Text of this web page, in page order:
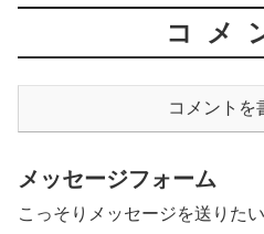
コメ
コメントを
メッセージフォーム
こっそりメッセージを送りた